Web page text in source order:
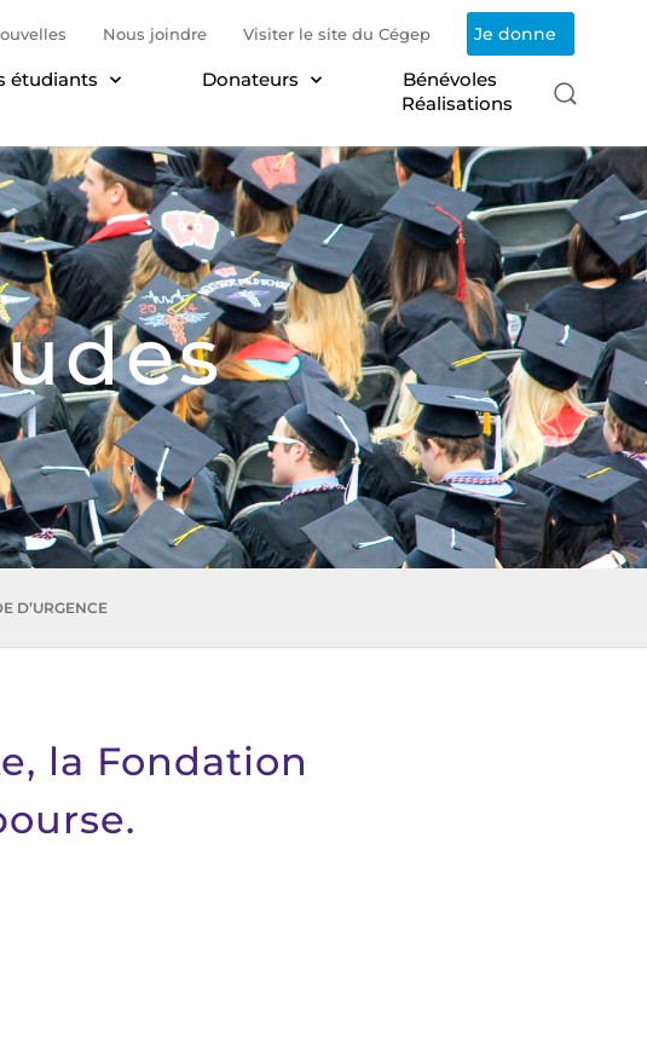
Nous joindre Visiter le site du Cégep Je donne
étudiants Donateurs
Bénévoles
Réalisations
D’URGENCE
la Fondation